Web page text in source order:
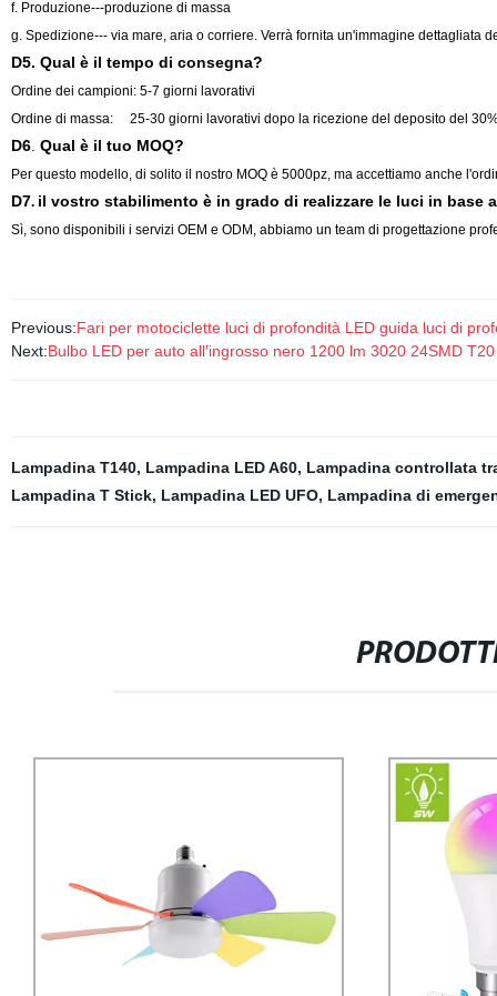
f. Produzione---produzione di massa
g. Spedizione--- via mare, aria o corriere. Verrà fornita un'immagine dettagliata
D5. Qual è il tempo di consegna?
Ordine dei campioni: 5-7 giorni lavorativi
Ordine di massa: 25-30 giorni lavorativi dopo la ricezione del deposito del
D6. Qual è il tuo MOQ?
Per questo modello, di solito il nostro MOQ è 5000pz, ma accettiamo anche
D7. il vostro stabilimento è in grado di realizzare le luci in base
Sì, sono disponibili i servizi OEM e ODM, abbiamo un team di progettazione
Previous:Fari per motociclette luci di profondità LED guida luci di
Next:Bulbo LED per auto all′ingrosso nero 1200 lm 3020 24SMD
Lampadina T140, Lampadina LED A60, Lampadina controllata
Lampadina T Stick, Lampadina LED UFO, Lampadina di